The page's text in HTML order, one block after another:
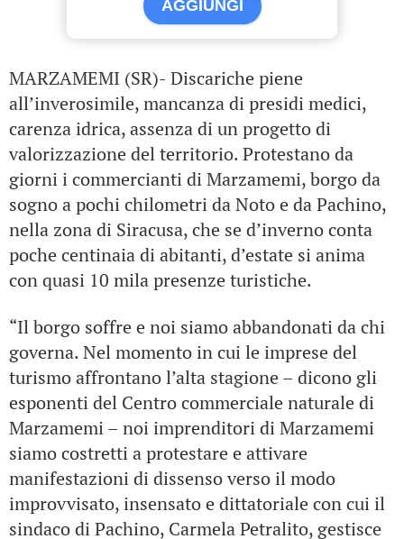
AGGIUNGI
MARZAMEMI (SR)- Discariche piene
all’inverosimile, mancanza di presidi medici,
carenza idrica, assenza di un progetto di
valorizzazione del territorio. Protestano da
giorni i commercianti di Marzamemi, borgo da
sogno a pochi chilometri da Noto e da Pachino,
nella zona di Siracusa, che se d’inverno conta
poche centinaia di abitanti, d’estate si anima
con quasi 10 mila presenze turistiche.
“Il borgo soffre e noi siamo abbandonati da chi
governa. Nel momento in cui le imprese del
turismo affrontano l’alta stagione – dicono gli
esponenti del Centro commerciale naturale di
Marzamemi – noi imprenditori di Marzamemi
siamo costretti a protestare e attivare
manifestazioni di dissenso verso il modo
improvvisato, insensato e dittatoriale con cui il
sindaco di Pachino, Carmela Petralito, gestisce